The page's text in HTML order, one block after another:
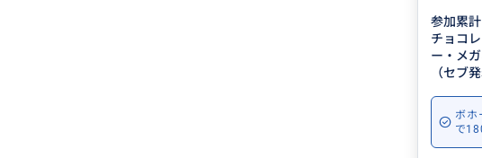
参加累
チョコ
ー・メ
（セブ
ボホ
で